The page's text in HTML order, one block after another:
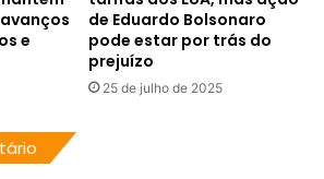
e
de Eduardo Bolsonaro
pode estar por trás do
prejuízo
25 de julho de 2025